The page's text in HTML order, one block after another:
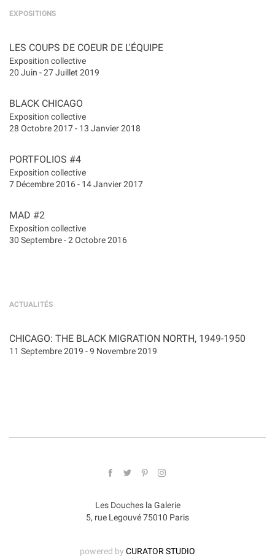
EXPOSITIONS
LES COUPS DE COEUR DE L'ÉQUIPE
Exposition collective
20 Juin - 27 Juillet 2019
BLACK CHICAGO
Exposition collective
28 Octobre 2017 - 13 Janvier 2018
PORTFOLIOS #4
Exposition collective
7 Décembre 2016 - 14 Janvier 2017
MAD #2
Exposition collective
30 Septembre - 2 Octobre 2016
ACTUALITÉS
CHICAGO: THE BLACK MIGRATION NORTH, 1949-1950
11 Septembre 2019 - 9 Novembre 2019
Les Douches la Galerie
5, rue Legouvé 75010 Paris
powered by CURATOR STUDIO